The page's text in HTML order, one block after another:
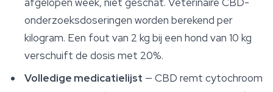
onderzoeksdoseringen worden berekend per
kilogram. Een fout van 2 kg bij een hond van 10 kg
verschuift de dosis met 20%.
Volledige medicatielijst — CBD remt cytochroom